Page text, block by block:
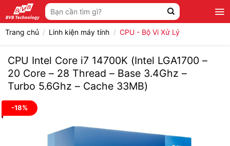
qua
nội
Tìm
kiếm:
Trang chủ / Linh kiện máy tính / CPU - Bộ Vi Xử Lý
CPU Intel Core i7 14700K (Intel LGA1700 –
20 Core – 28 Thread – Base 3.4Ghz –
Turbo 5.6Ghz – Cache 33MB)
-18%